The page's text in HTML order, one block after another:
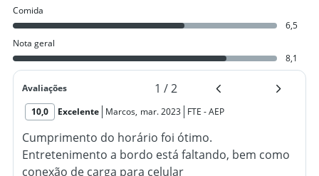
Comida
6,5
Nota geral
8,1
Avaliações 1 /2
10,0 Excelente Marcos, mar. 2023 FTE -AEP
Cumprimento do horário foi ótimo.
Entretenimento a bordo está faltando, bem como
conexão de carga para celular